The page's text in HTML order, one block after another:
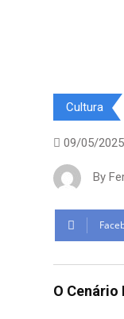
Cultura
09/05/2025
By
O Cenário